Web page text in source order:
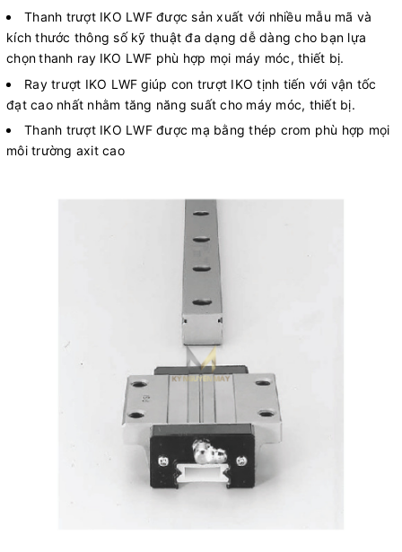
Thanh trượt IKO LWF được sản xuất với nhiều mẫu mã và
kích thước thông số kỹ thuật đa dạng dễ dàng cho bạn lựa
chọnthanh ray IKO LWF phù hợp mọi máy móc, thiết bị.
Ray trượt IKO LWF giúp con trượt IKO tịnh tiến với vận tốc
đạt cao nhất nhằm tăng năng suất cho máy móc, thiết bị.
Thanh trượt IKO LWF được mạ bằng thép crom phù hợp mọi
môi trường axit cao